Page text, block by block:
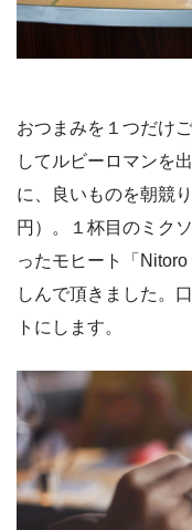
おつまみを１つだけ
してルビーロマンを
に、良いものを朝競
円）。１杯目のミク
ったモヒート「
しんで頂きました。
トにします。